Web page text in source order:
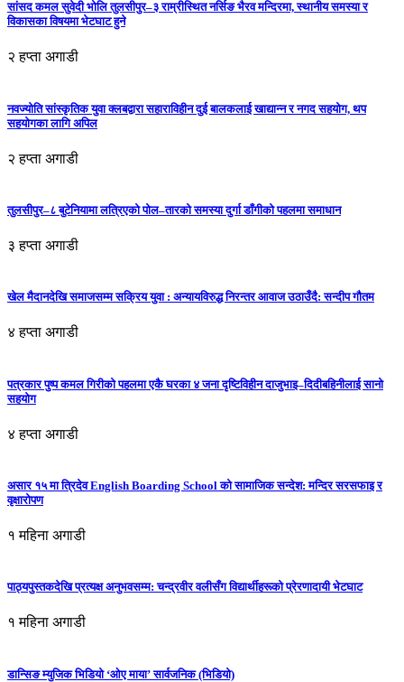
सांसद कमल सुवेदी भोलि तुलसीपुर–३ राम्रीस्थित नर्सिङ भैरव मन्दिरमा, स्थानीय समस्या र
विकासका विषयमा भेटघाट हुने
२ हप्ता अगाडी
नवज्योति सांस्कृतिक युवा क्लबद्वारा सहाराविहीन दुई बालकलाई खाद्यान्न र नगद सहयोग, थप
सहयोगका लागि अपिल
२ हप्ता अगाडी
तुलसीपुर–८ बुटेनियामा लत्रिएको पोल–तारको समस्या दुर्गा डाँगीको पहलमा समाधान
३ हप्ता अगाडी
खेल मैदानदेखि समाजसम्म सक्रिय युवा : अन्यायविरुद्ध निरन्तर आवाज उठाउँदै: सन्दीप गौतम
४ हप्ता अगाडी
पत्रकार पुष्प कमल गिरीको पहलमा एकै घरका ४ जना दृष्टिविहीन दाजुभाइ–दिदीबहिनीलाई सानो
सहयोग
४ हप्ता अगाडी
असार १५ मा त्रिदेव English Boarding School को सामाजिक सन्देश: मन्दिर सरसफाइ र
वृक्षारोपण
१ महिना अगाडी
पाठ्यपुस्तकदेखि प्रत्यक्ष अनुभवसम्म: चन्द्रवीर वलीसँग विद्यार्थीहरूको प्रेरणादायी भेटघाट
१ महिना अगाडी
डान्सिङ म्युजिक भिडियो ‘ओए माया’ सार्वजनिक (भिडियो)